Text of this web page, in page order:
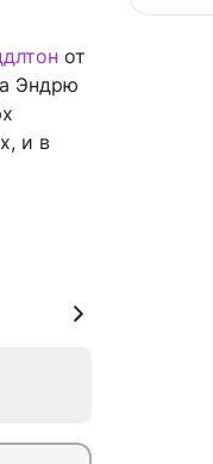
от
Эндрю
и в